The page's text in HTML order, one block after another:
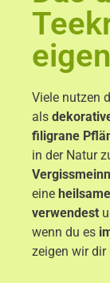
Viele nutzen
als
filigrane
in der Natur
eine
verwendest
wenn du es
zeigen wir dir